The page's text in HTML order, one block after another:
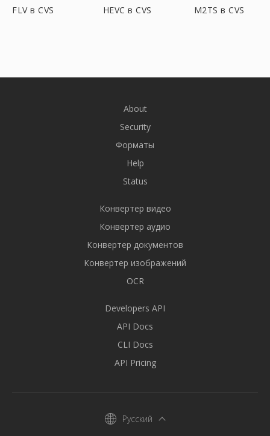
FLV в CVS HEVC в CVS M2TS в CVS
About
Security
Форматы
Help
Status
Конвертер видео
Конвертер аудио
Конвертер документов
Конвертер изображений
OCR
Developers API
API Docs
CLI Docs
API Pricing
Русский